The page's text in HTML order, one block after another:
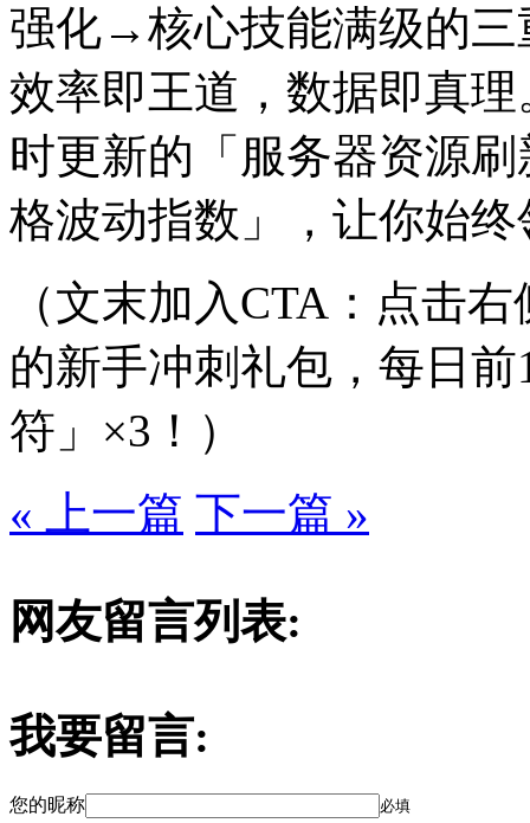
强化→核心技能满级的三
效率即王道，数据即真
时更新的「服务器资源
格波动指数」，让你始
（文末加入CTA：点击
的新手冲刺礼包，每日
符」×3！）
« 上一篇 下一篇 »
网友留言列表:
我要留言:
您的昵称 必填